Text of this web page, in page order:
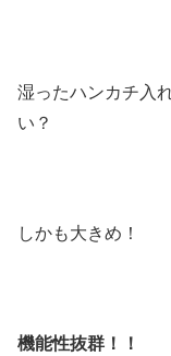
湿ったハンカチ入
い？
しかも大きめ！
機能性抜群！！